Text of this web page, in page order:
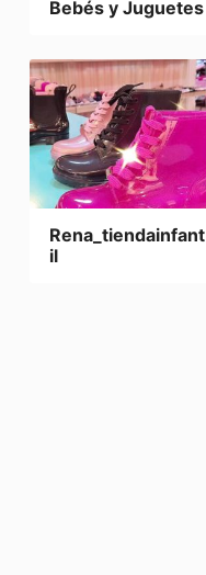
Bebés y Juguetes
Rena_tiendainfant
il